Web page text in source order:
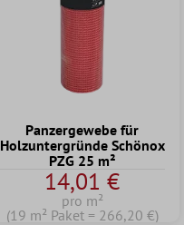
Panzergewebe für
Holzuntergründe Schönox
PZG 25 m²
14,01 €
pro m²
(19 m² Paket = 266,20 €)